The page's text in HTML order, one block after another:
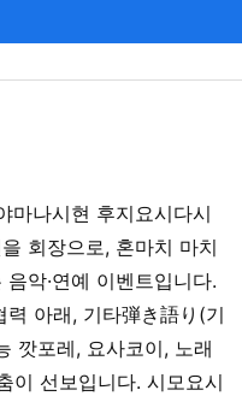
마나시현 후지요시다시
회장으로, 혼마치 마치
악·연예 이벤트입니다.
아래, 기타弾き語り(기
깟포레, 요사코이, 노래
이 선보입니다. 시모요시